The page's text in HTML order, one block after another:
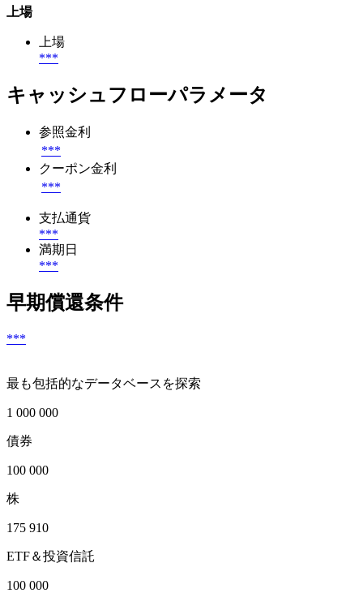
上場
上場
***
キャッシュフローパラメータ
参照金利
***
クーポン金利
***
支払通貨
***
満期日
***
早期償還条件
***
最も包括的なデータベースを探索
1 000 000
債券
100 000
株
175 910
ETF＆投資信託
100 000